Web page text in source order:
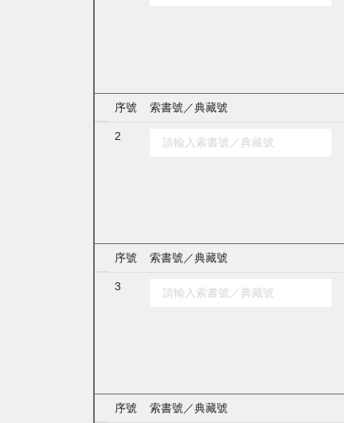
序號 索書號／典藏號
2
序號 索書號／典藏號
3
序號 索書號／典藏號